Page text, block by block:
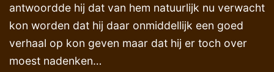
antwoordde hij dat van hem natuurlijk nu verwacht
kon worden dat hij daar onmiddellijk een goed
verhaal op kon geven maar dat hij er toch over
moest nadenken…